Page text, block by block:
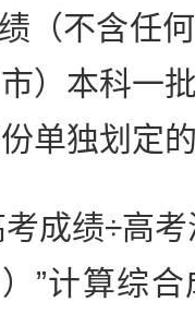
不含任何
）本科一
单独划定
成绩÷高考
”计算综